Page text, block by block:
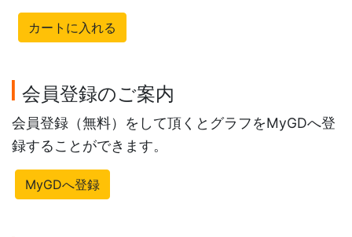
カートに入れる
会員登録のご案内
会員登録（無料）をして頂くとグラフをMyGDへ登
録することができます。
MyGDへ登録